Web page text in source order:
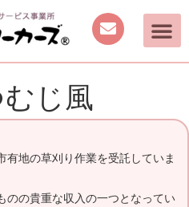
じ風
地の草刈り作業を受託していま
のの貴重な収入の一つとなってい